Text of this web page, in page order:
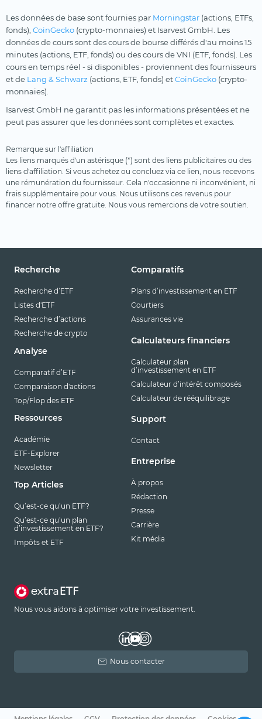
Les données de base sont fournies par Morningstar (actions, ETFs,
fonds), CoinGecko (crypto-monnaies) et Isarvest GmbH. Les
données de cours sont des cours de bourse différés d'au moins 15
minutes (actions, ETF, fonds) ou des cours de VNI (ETF, fonds). Les
cours en temps réel - si disponibles - proviennent des fournisseurs
et de Lang & Schwarz (actions, ETF, fonds) etCoinGecko (crypto-
monnaies).
Isarvest GmbH ne garantit pas les informations présentées et ne
peut pas assurer que les données sont complètes et exactes.
Remarque sur l'affiliation
Les liens marqués d'un astérisque (*) sont des liens publicitaires ou des
liens d'affiliation. Si vous achetez ou concluez via ce lien, nous recevons
une rémunération du fournisseur. Cela n'occasionne ni inconvénient, ni
frais supplémentaire pour vous. Nous utilisons ces revenus pour
financer notre offre gratuite. Nous vous remercions de votre soutien.
Recherche
Recherche d’ETF
Listes d'ETF
Recherche d’actions
Recherche de crypto
Analyse
Comparatif d’ETF
Comparaison d'actions
Top/Flop des ETF
Ressources
Académie
ETF-Explorer
Newsletter
Top Articles
Qu’est-ce qu’un ETF?
Qu’est-ce qu’un plan
d’investissement en ETF?
Impôts et ETF
Comparatifs
Plans d’investissement en ETF
Courtiers
Assurances vie
Calculateurs financiers
Calculateur plan
d’investissement en ETF
Calculateur d’intérêt composés
Calculateur de rééquilibrage
Support
Contact
Entreprise
À propos
Rédaction
Presse
Carrière
Kit média
Nous vous aidons à optimiser votre investissement.
Nous contacter